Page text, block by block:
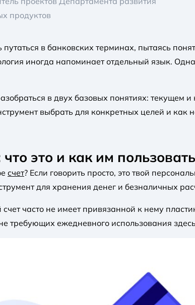
продуктов
путаться в банковских терминах, пытаясь
иногда напоминает отдельный язык.
в двух базовых понятиях:
выбрать для конкретных целей и как
это и как им
счет? Если говорить просто, это твой
для хранения денег и безналичных
часто не имеет привязанной к нему
требующих ежедневного использования